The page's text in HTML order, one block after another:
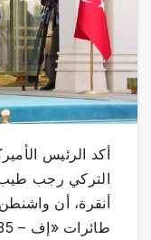
أكد الرئيس
التركي رجب طيب
أنقرة، أن
طائرات «إف – 35».